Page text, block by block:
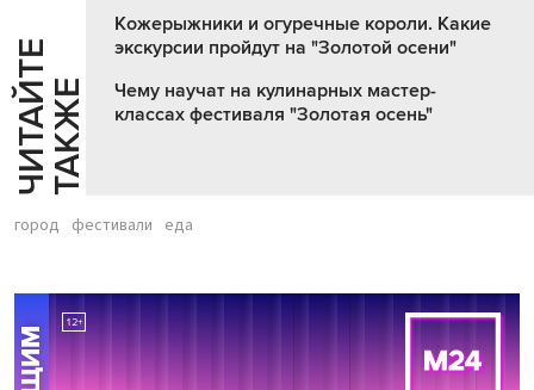
Ч
И
Т
АЙ
Т
Е
Т
А
К
ЖЕ
Кожерыжники и огуречные короли. Какие
экскурсии пройдут на "Золотой осени"
Чему научат на кулинарных мастер-
классах фестиваля "Золотая осень"
город фестивали еда